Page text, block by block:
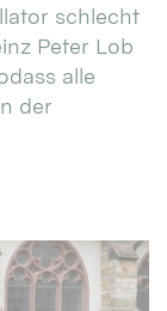
schlecht
Peter Lob
alle
der